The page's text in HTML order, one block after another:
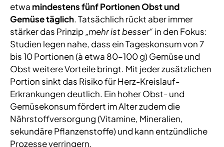
etwa mindestens fünf Portionen Obst und
Gemüse täglich. Tatsächlich rückt aber immer
stärker das Prinzip „mehr ist besser“ in den Fokus:
Studien legen nahe, dass ein Tageskonsum von 7
bis 10 Portionen (à etwa 80–100 g) Gemüse und
Obst weitere Vorteile bringt. Mit jeder zusätzlichen
Portion sinkt das Risiko für Herz-Kreislauf-
Erkrankungen deutlich. Ein hoher Obst- und
Gemüsekonsum fördert im Alter zudem die
Nährstoffversorgung (Vitamine, Mineralien,
sekundäre Pflanzenstoffe) und kann entzündliche
Prozesse verringern.